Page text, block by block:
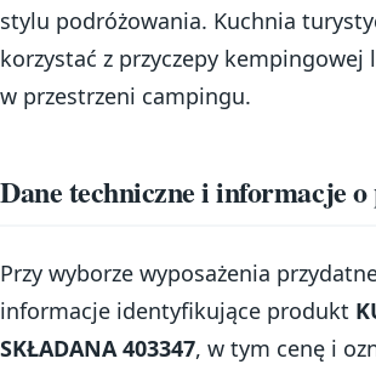
stylu podróżowania. Kuchnia
korzystać z przyczepy
w przestrzeni campingu.
Dane techniczne i informacje
Przy wyborze wyposażenia
informacje identyfikujące produkt
SKŁADANA 403347, w tym cenę i